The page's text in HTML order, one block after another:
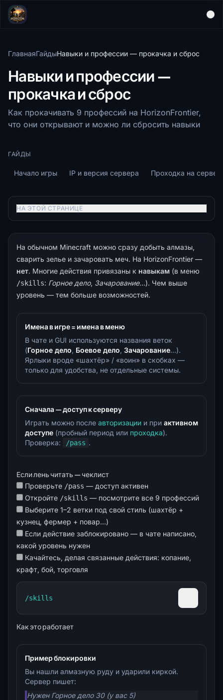
ГлавнаяГайдыНавыки и профессии — прокачка и сброс
Навыки и профессии —
прокачка и сброс
Как прокачивать 9 профессий на HorizonFrontier,
что они открывают и можно ли сбросить навыки
ГАЙДЫ
Начало игры IP и версия сервера Проходка на сервер
НА ЭТОЙ СТРАНИЦЕ
На обычном Minecraft можно сразу добыть алмазы,
сварить зелье и зачаровать меч. На HorizonFrontier —
нет. Многие действия привязаны к навыкам (в меню
/skills: Горное дело, Зачарование…). Чем выше
уровень — тем больше возможностей.
Имена в игре = имена в меню
В чате и GUI используются названия веток
(Горное дело, Боевое дело, Зачарование…).
Ярлыки вроде «шахтёр» / «воин» в скобках —
только для удобства, не отдельные системы.
Сначала — доступ к серверу
Играть можно после авторизации и при активном
доступе (пробный период или проходка).
Проверка:
/pass .
Если лень читать — чеклист
Проверьте /pass — доступ активен
Откройте /skills — посмотрите все 9 профессий
Выберите 1–2 ветки под свой стиль (шахтёр +
кузнец, фермер + повар…)
Если действие заблокировано — в чате написано,
какой уровень нужен
Качайтесь, делая связанные действия: копание,
крафт, бой, торговля
/skills
Как это работает
Пример блокировки
Вы нашли алмазную руду и ударили киркой.
Сервер пишет:
Нужен Горное дело 30 (у вас 5)